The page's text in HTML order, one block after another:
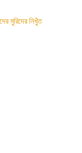
মুরিদের নিখুঁত